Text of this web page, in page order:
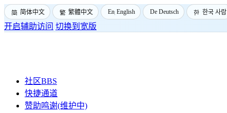
简体中文 繁體中文 English Deutsch 한국 사람
开启辅助访问 切换到宽版
社区BBS
快捷通道
赞助鸣谢(维护中)